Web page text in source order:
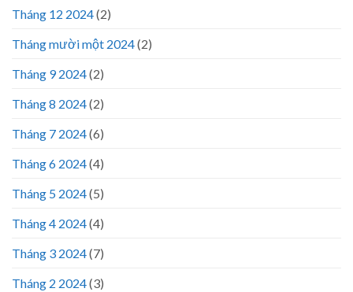
Tháng 12 2024(2)
Tháng mười một 2024(2)
Tháng 9 2024(2)
Tháng 8 2024(2)
Tháng 7 2024(6)
Tháng 6 2024(4)
Tháng 5 2024(5)
Tháng 4 2024(4)
Tháng 3 2024(7)
Tháng 2 2024(3)